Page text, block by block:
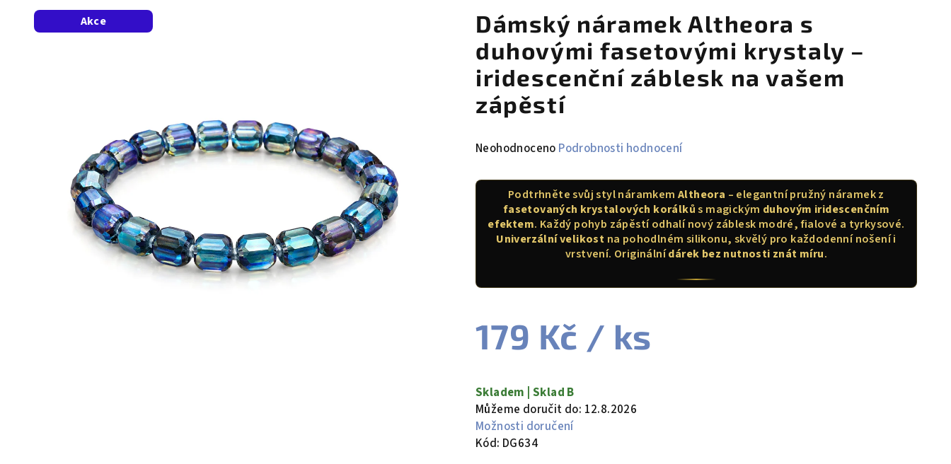
Dámský náramek Altheora s
duhovými fasetovými krystaly –
iridescenční záblesk na vašem
zápěstí
Průměrné
produktu
Neohodnoceno Podrobnosti hodnocení
Podtrhněte svůj styl náramkemAltheora – elegantní pružný náramek z
fasetovaných krystalových korálkůs magickým duhovým iridescenčním
efektem. Každý pohyb zápěstí odhalí nový záblesk modré, fialové a tyrkysové.
Univerzální velikost na pohodlném silikonu, skvělý pro každodenní nošení i
vrstvení. Originálnídárek bez nutnosti znát míru.
179 Kč / ks
cena:
Skladem | Sklad B
Můžeme doručit do: 12.8.2026
Možnosti doručení
Kód: DG634
Akce